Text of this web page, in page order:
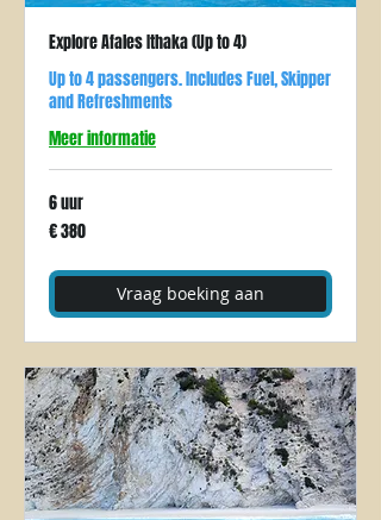
Explore Afales Ithaka (Up to 4)
Up to 4 passengers. Includes Fuel, Skipper
and Refreshments
Meer informatie
6 uur
380
euro
€ 380
Vraag boeking aan